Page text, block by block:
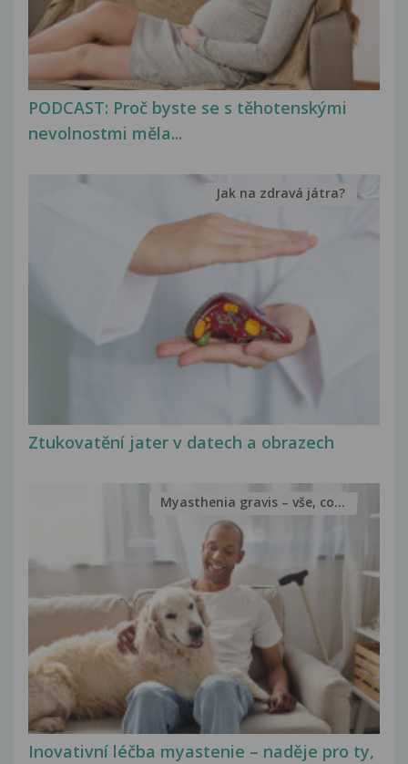
PODCAST: Proč byste se s těhotenskými
nevolnostmi měla...
Ztukovatění jater v datech a obrazech
Jak na zdravá játra?
Inovativní léčba myastenie – naděje pro ty,
Myasthenia gravis – vše, co...